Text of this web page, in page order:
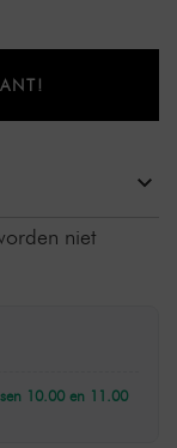
niet
10.00 en 11.00